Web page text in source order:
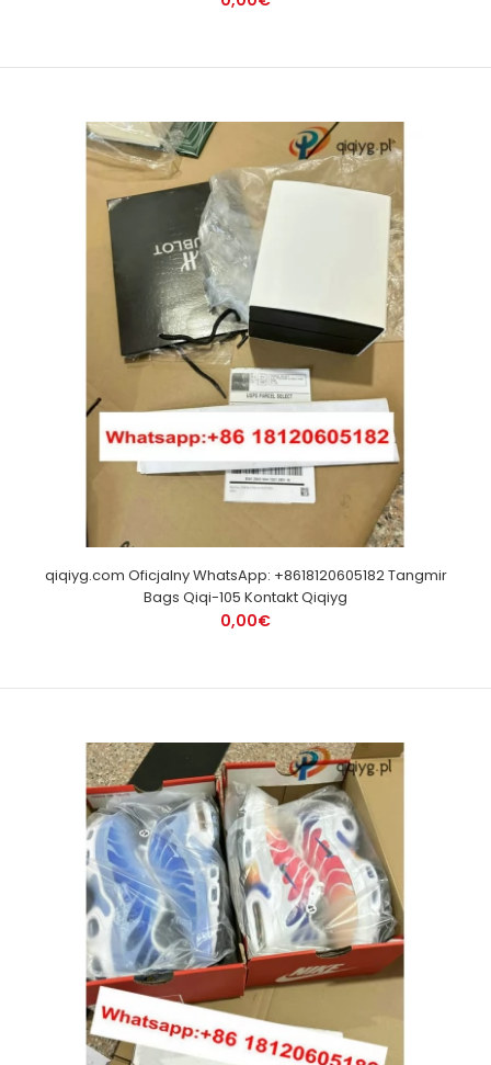
qiqiyg.com Oficjalny WhatsApp: +8618120605182 Tangmir
Bags Qiqi-105 Kontakt Qiqiyg
0,00€